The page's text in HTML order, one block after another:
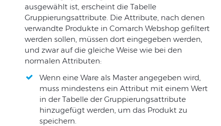
ausgewählt ist, erscheint die Tabelle
Gruppierungsattribute. Die Attribute, nach denen
verwandte Produkte in Comarch Webshop gefiltert
werden sollen, müssen dort eingegeben werden,
und zwar auf die gleiche Weise wie bei den
normalen Attributen:
Wenn eine Ware als Master angegeben wird,
muss mindestens ein Attribut mit einem Wert
in der Tabelle der Gruppierungsattribute
hinzugefügt werden, um das Produkt zu
speichern.